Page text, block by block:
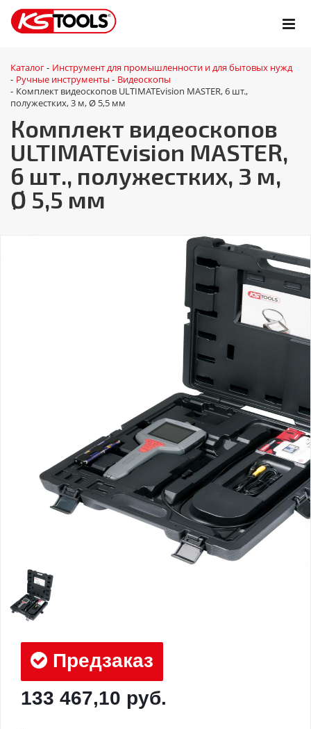
Каталог - Инструмент для промышленности и для бытовых нужд
- Ручные инструменты - Видеоскопы
- Комплект видеоскопов ULTIMATEvision MASTER, 6 шт.,
полужестких, 3 м, Ø 5,5 мм
Комплект видеоскопов
ULTIMATEvision MASTER,
6 шт., полужестких, 3 м,
Ø 5,5 мм
Предзаказ
133 467,10 руб.